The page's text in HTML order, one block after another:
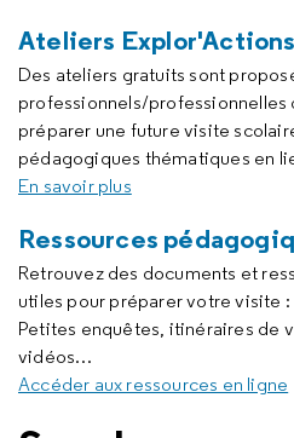
Ateliers Explor'Actions
Des ateliers gratuits sont
professionnels/professionnelles
préparer une future visite
pédagogiques thématiques en
En savoir plus
Ressources
Retrouvez des documents et
utiles pour préparer votre visite
Petites enquêtes, itinéraires de
vidéos…
Accéder aux ressources en ligne